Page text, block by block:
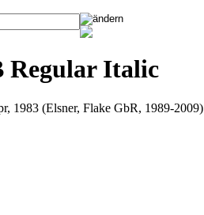
Regular Italic
1983 (Elsner, Flake GbR, 1989-2009)